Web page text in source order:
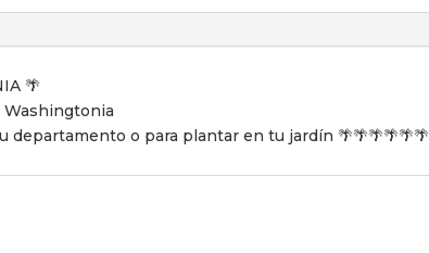
🌴
Washingtonia
departamento o para plantar en tu jardín 🌴🌴🌴🌴🌴🌴